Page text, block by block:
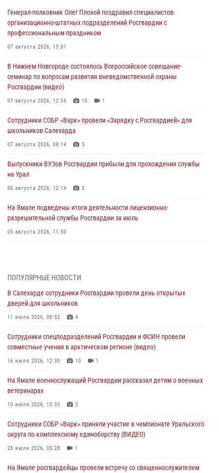
Генерал-полковник Олег Плохой поздравил специалистов
организационно-штатных подразделений Росгвардии с
профессиональным праздником
07 августа 2026, 13:01
В Нижнем Новгороде состоялось Всероссийское совещание-
семинар по вопросам развития вневедомственной охраны
Росгвардии (видео)
07 августа 2026, 12:55 10 1
Сотрудники СОБР «Варк» провели «Зарядку с Росгвардией» для
школьников Салехарда
07 августа 2026, 09:14 5
Выпускники ВУЗов Росгвардии прибыли для прохождения службы
на Урал
06 августа 2026, 12:14 3
На Ямале подведены итоги деятельности лицензионно-
разрешительной службы Росгвардии за июль
05 августа 2026, 11:50
03 августа 2026, 07:21 2
Генерал-полковник Юрий Аверин выступил на Всероссийском
молодёжном образовательном форуме «Территория смыслов»
03 августа 2026, 06:54
Директор Росгвардии Герой России генерал армии Виктор Золотов
поздравил специалистов подразделений тыла с профессиональным
праздником
Сотрудники СОБР «Варк» повышают боевое мастерство на Ямале
30 июля 2026, 09:34 1
Офицеры спецназа Росгвардии провели практическое занятие для
сотрудников прокуратуры на Ямале
29 июля 2026, 10:42 4
ПОПУЛЯРНЫЕ НОВОСТИ
В Салехарде сотрудники Росгвардии провели день открытых
дверей для школьников
11 июля 2026, 08:52 4
Сотрудники спецподразделений Росгвардии и ФСИН провели
совместные учения в арктическом регионе (видео)
16 июля 2026, 12:30 10 1
На Ямале военнослужащий Росгвардии рассказал детям о военных
ветеринарах
10 июля 2026, 10:33 3
Сотрудники СОБР «Варк» приняли участие в чемпионате Уральского
округа по комплексному единоборству (ВИДЕО)
28 июля 2026, 05:28 1
На Ямале росгвардейцы провели встречу со священнослужителем